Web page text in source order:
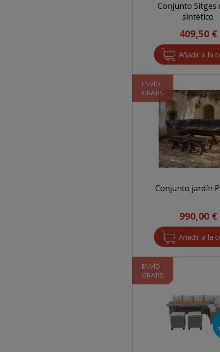
Conjunto Sitges
sintético
409,50 €
ENVÍO
GRATIS
Conjunto jardín
990,00 €
ENVÍO
GRATIS